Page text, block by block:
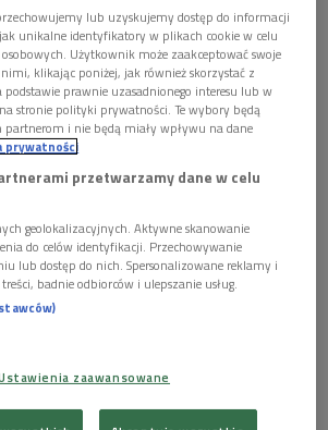
jazzowe i ich unikatowy gen"
trudno zebrać publiczność o północy,
Lunatycy, to, jak sama nazwa wskazuje,
w rozmowieJan Emil Młynarski
jazzowe i ten unikatowy gen, który
wolnych melodiach - amerykańskich,
Liryka w jazzie zapisała się naprawdę
To wielka tradycja. Zamarzyłem sobie,
ballady i je wykonywać. Pomyślałem, że
będzie północ. To ballada
się delikatnie nocą, w czasie gdy nasze
w rozmowie z Rochem Sicińskim.
lub uzyskujemy dostęp do informacji
unikalne identyfikatory w plikach cookie w celu
Użytkownik może zaakceptować swoje
klikając poniżej, jak również skorzystać z
prawnie uzasadnionego interesu lub w
stronie polityki prywatności. Te wybory będą
partnerom i nie będą miały wpływu na dane
prywatności
przetwarzamy dane w celu
geolokalizacyjnych. Aktywne skanowanie
do celów identyfikacji. Przechowywanie
lub dostęp do nich. Spersonalizowane reklamy i
badnie odbiorców i ulepszanie usług.
zaawansowane